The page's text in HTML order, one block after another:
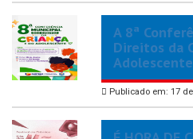
A 8ª
Direitos da
Publicado em: 17